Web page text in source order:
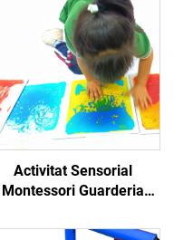
Activitat Sensorial
Montessori Guarderia
Tòxics Mates Líquides